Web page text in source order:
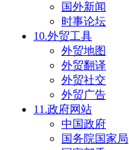
国外新闻
时事论坛
10.外贸工具
外贸地图
外贸翻译
外贸社交
外贸广告
11.政府网站
中国政府
国务院国家局